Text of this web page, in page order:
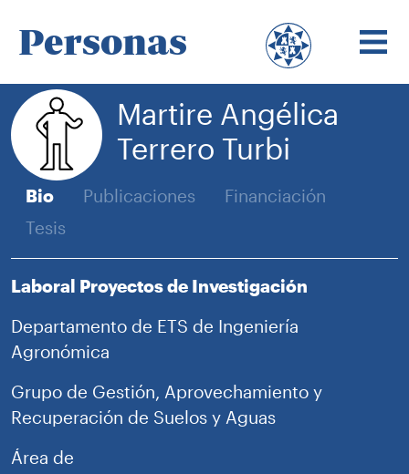
Personas
Martire Angélica
Terrero Turbi
Bio Publicaciones
Financiación
Tesis
Laboral Proyectos de Investigación
Departamento de ETS de Ingeniería
Agronómica
Grupo de Gestión, Aprovechamiento y
Recuperación de Suelos y Aguas
Área de